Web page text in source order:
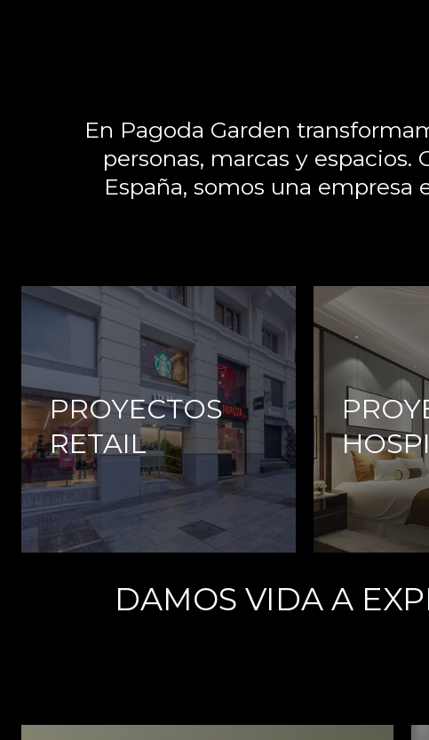
En Pagoda Garden
personas, marcas y
España, somos una
PROYECTOS
RETAIL
DAMOS VIDA A